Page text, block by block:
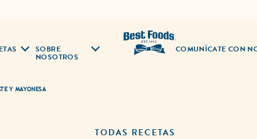
SOBRE
NOSOTROS
COMUNÍCATE CON
Y MAYONESA
TODAS RECETAS